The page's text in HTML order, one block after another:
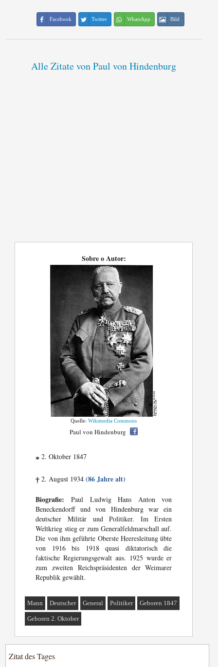
Facebook Twitter WhatsApp Bild
Alle Zitate von Paul von Hindenburg
Sobre o Autor:
Quelle:Wikimedia Commons
Paul von Hindenburg
* 2. Oktober 1847
† 2. August 1934(86 Jahre alt)
Biografie: Paul Ludwig Hans Anton von
Beneckendorff und von Hindenburg war ein
deutscher Militär und Politiker. Im Ersten
Weltkrieg stieg er zum Generalfeldmarschall auf.
Die von ihm geführte Oberste Heeresleitung übte
von 1916 bis 1918 quasi diktatorisch die
faktische Regierungsgewalt aus. 1925 wurde er
zum zweiten Reichspräsidenten der Weimarer
Republik gewählt.
Mann Deutscher General Politiker Geboren 1847
Geboren 2. Oktober
Zitat des Tages